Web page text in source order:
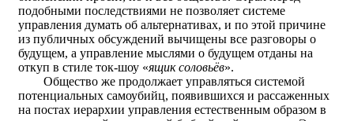
подобными последствиями не позволяет системе
управления думать об альтернативах, и по этой причине
из публичных обсуждений вычищены все разговоры о
будущем, а управление мыслями о будущем отданы на
откуп в стиле ток-шоу «ящик соловьёв».
Общество же продолжает управляться системой
потенциальных самоубийц, появившихся и рассаженных
на постах иерархии управления естественным образом в